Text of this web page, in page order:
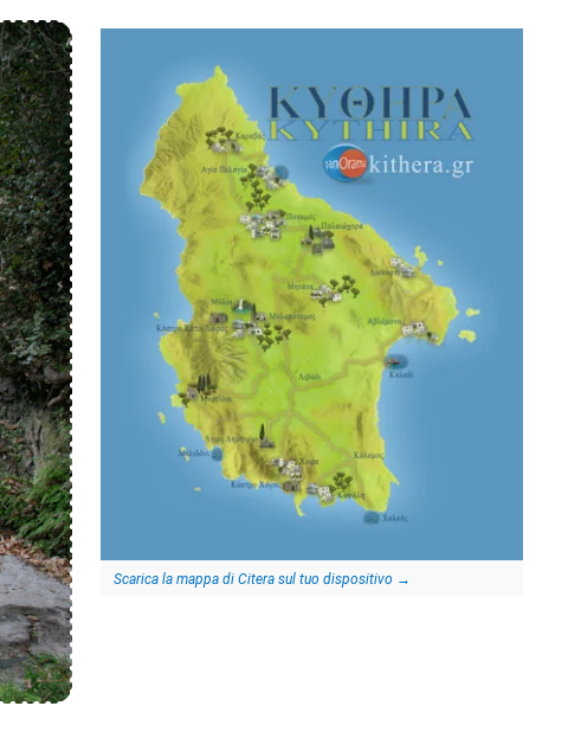
Scarica la mappa di Citera sul tuo dispositivo →